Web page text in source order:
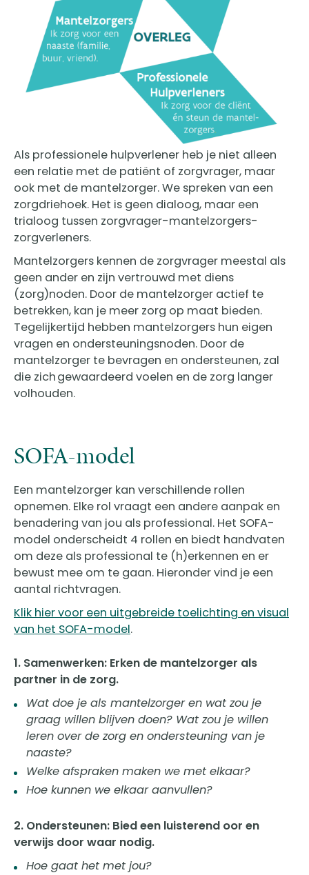
Als professionele hulpverlener heb je niet alleen
een relatie met de patiënt of zorgvrager, maar
ook met de mantelzorger. We spreken van een
zorgdriehoek. Het is geen dialoog, maar een
trialoog tussen zorgvrager-mantelzorgers-
zorgverleners.
Mantelzorgers kennen de zorgvrager meestal als
geen ander en zijn vertrouwd met diens
(zorg)noden. Door de mantelzorger actief te
betrekken, kan je meer zorg op maat bieden.
Tegelijkertijd hebben mantelzorgers hun eigen
vragen en ondersteuningsnoden. Door de
mantelzorger te bevragen en ondersteunen, zal
die zich gewaardeerd voelen en de zorg langer
volhouden.
SOFA-model
Een mantelzorger kan verschillende rollen
opnemen. Elke rol vraagt een andere aanpak en
benadering van jou als professional. Het SOFA-
model onderscheidt 4 rollen en biedt handvaten
om deze als professional te (h)erkennen en er
bewust mee om te gaan. Hieronder vind je een
aantal richtvragen.
Klik hier voor een uitgebreide toelichting en visual
van het SOFA-model.
1. Samenwerken: Erken de mantelzorger als
partner in de zorg.
Wat doe je als mantelzorger en wat zou je
graag willen blijven doen? Wat zou je willen
leren over de zorg en ondersteuning van je
naaste?
Welke afspraken maken we met elkaar?
Hoe kunnen we elkaar aanvullen?
2. Ondersteunen: Bied een luisterend oor en
verwijs door waar nodig.
Hoe gaat het met jou?